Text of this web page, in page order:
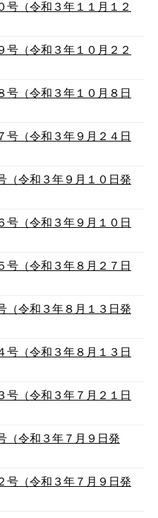
号（令和３年１１月１２
号（令和３年１０月２２
号（令和３年１０月８日
号（令和３年９月２４日
令和３年９月１０日発
号（令和３年９月１０日
号（令和３年８月２７日
令和３年８月１３日発
号（令和３年８月１３日
号（令和３年７月２１日
令和３年７月９日発
号（令和３年７月９日発